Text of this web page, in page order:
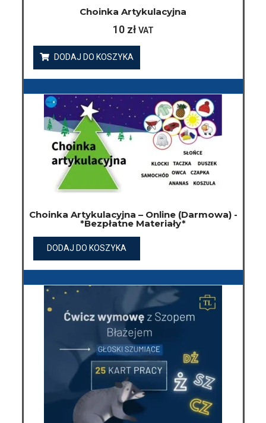
Choinka Artykulacyjna
10 zł VAT
DODAJ DO KOSZYKA
Choinka Artykulacyjna – Online (darmowa) -
*Bezpłatne Materiały*
DODAJ DO KOSZYKA